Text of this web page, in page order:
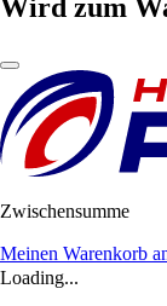
Wird zum
Zwischensumme
Meinen Warenkorb
Loading...